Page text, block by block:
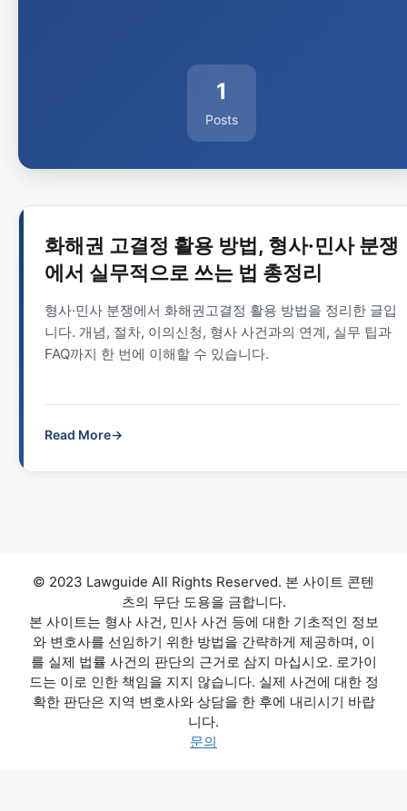
1
Posts
화해권 고결정 활용 방법, 형사·민사 분쟁
에서 실무적으로 쓰는 법 총정리
형사·민사 분쟁에서 화해권고결정 활용 방법을 정리한 글입
니다. 개념, 절차, 이의신청, 형사 사건과의 연계, 실무 팁과
FAQ까지 한 번에 이해할 수 있습니다.
Read More→
© 2023 Lawguide All Rights Reserved. 본 사이트 콘텐
츠의 무단 도용을 금합니다.
본 사이트는 형사 사건, 민사 사건 등에 대한 기초적인 정보
와 변호사를 선임하기 위한 방법을 간략하게 제공하며, 이
를 실제 법률 사건의 판단의 근거로 삼지 마십시오. 로가이
드는 이로 인한 책임을 지지 않습니다. 실제 사건에 대한 정
확한 판단은 지역 변호사와 상담을 한 후에 내리시기 바랍
니다.
문의